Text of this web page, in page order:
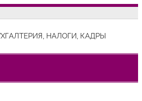
НАЛОГИ, КАДРЫ